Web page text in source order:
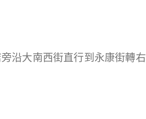
沿大南西街直行到永康街轉右